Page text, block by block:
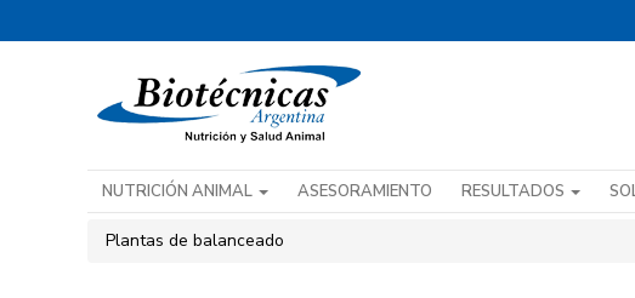
NUTRICIÓN ANIMAL ASESORAMIENTO RESULTADOS
Plantas de balanceado